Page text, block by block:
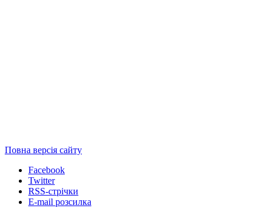
Повна версія сайту
Facebook
Twitter
RSS-стрічки
E-mail розсилка